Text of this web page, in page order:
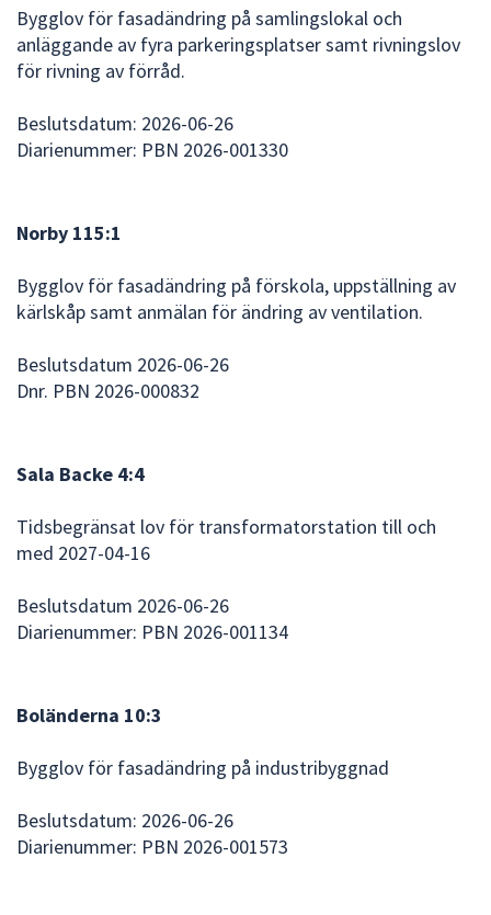
för
att
Bygglov för fasadändring på samlingslokal och
anläggande av fyra parkeringsplatser samt rivningslov
för rivning av förråd.
Beslutsdatum: 2026-06-26
Diarienummer: PBN 2026-001330
Norby 115:1
Bygglov för fasadändring på förskola, uppställning av
kärlskåp samt anmälan för ändring av ventilation.
Beslutsdatum 2026-06-26
Dnr. PBN 2026-000832
Sala Backe 4:4
Tidsbegränsat lov för transformatorstation till och
med 2027-04-16
Beslutsdatum 2026-06-26
Diarienummer: PBN 2026-001134
Boländerna 10:3
Bygglov för fasadändring på industribyggnad
Beslutsdatum: 2026-06-26
Diarienummer: PBN 2026-001573